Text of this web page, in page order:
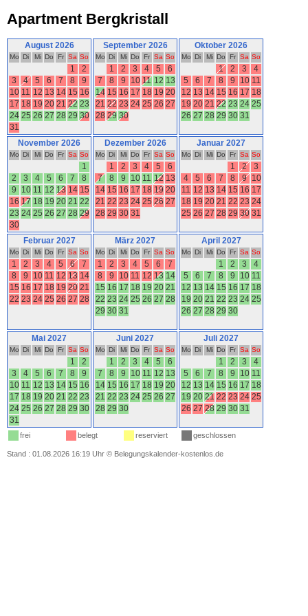
Apartment Bergkristall
August 2026
Mo Di Mi Do Fr Sa So
1
2
3
4 5 6 7 8
9
10 11 12 13 14 15 16
17 18 19 20 21 22 23
24 25 26 27 28 29 30
31
September 2026
Mo Di Mi Do Fr Sa So
1 2 3 4 5
6
7
8 9 10 11 12 13
14 15 16 17 18 19 20
21 22 23 24 25 26 27
28 29 30
Oktober 2026
Mo Di Mi Do Fr Sa So
1 2 3
4
5
6 7 8 9 10 11
12 13 14 15 16 17 18
19 20 21 22 23 24 25
26 27 28 29 30 31
November 2026
Mo Di Mi Do Fr Sa So
1
2
3 4 5 6 7
8
9
10 11 12 13 14 15
16 17 18 19 20 21 22
23 24 25 26 27 28 29
30
Dezember 2026
Mo Di Mi Do Fr Sa So
1 2 3 4 5
6
7
8 9 10 11 12 13
14 15 16 17 18 19 20
21 22 23 24 25 26 27
28 29 30 31
Januar 2027
Mo Di Mi Do Fr Sa So
1 2
3
4
5 6 7 8 9 10
11 12 13 14 15 16 17
18 19 20 21 22 23 24
25 26 27 28 29 30 31
Februar 2027
Mo Di Mi Do Fr Sa So
1 2 3 4 5 6
7
8
9 10 11 12 13 14
15 16 17 18 19 20 21
22 23 24 25 26 27 28
März 2027
Mo Di Mi Do Fr Sa So
1 2 3 4 5 6
7
8
9 10 11 12 13 14
15 16 17 18 19 20 21
22 23 24 25 26 27 28
29 30 31
April 2027
Mo Di Mi Do Fr Sa So
1 2 3
4
5
6 7 8 9 10 11
12 13 14 15 16 17 18
19 20 21 22 23 24 25
26 27 28 29 30
Mai 2027
Mo Di Mi Do Fr Sa So
1
2
3
4 5 6 7 8
9
10 11 12 13 14 15 16
17 18 19 20 21 22 23
24 25 26 27 28 29 30
31
Juni 2027
Mo Di Mi Do Fr Sa So
1 2 3 4 5
6
7
8 9 10 11 12 13
14 15 16 17 18 19 20
21 22 23 24 25 26 27
28 29 30
Juli 2027
Mo Di Mi Do Fr Sa So
1 2 3
4
5
6 7 8 9 10 11
12 13 14 15 16 17 18
19 20 21 22 23 24 25
26 27 28 29 30 31
frei belegt reserviert geschlossen
Stand : 01.08.2026 16:19 Uhr © Belegungskalender-kostenlos.de